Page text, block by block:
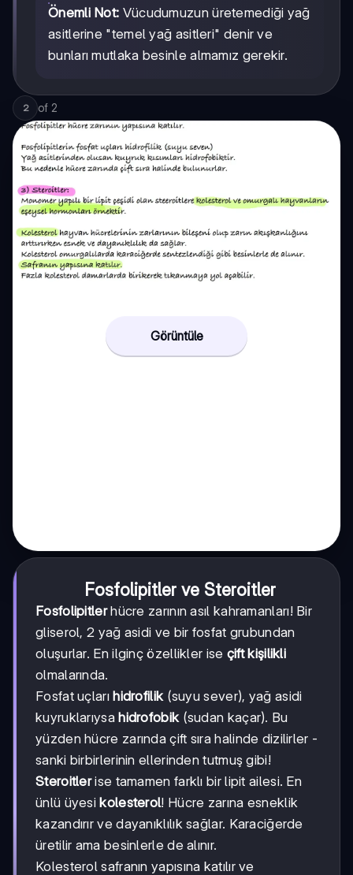
Önemli Not: Vücudumuzun üretemediği yağ
asitlerine "temel yağ asitleri" denir ve
bunları mutlaka besinle almamız gerekir.
2 of 2
Görüntüle
Fosfolipitler ve Steroitler
Fosfolipitlerhücre zarının asıl kahramanları! Bir
gliserol, 2 yağ asidi ve bir fosfat grubundan
oluşurlar. En ilginç özellikler ise çift kişilikli
olmalarında.
Fosfat uçlarıhidrofilik (suyu sever), yağ asidi
kuyruklarıysahidrofobik (sudan kaçar). Bu
yüzden hücre zarında çift sıra halinde dizilirler -
sanki birbirlerinin ellerinden tutmuş gibi!
Steroitlerise tamamen farklı bir lipit ailesi. En
ünlü üyesikolesterol! Hücre zarına esneklik
kazandırır ve dayanıklılık sağlar. Karaciğerde
üretilir ama besinlerle de alınır.
Kolesterol safranın yapısına katılır ve